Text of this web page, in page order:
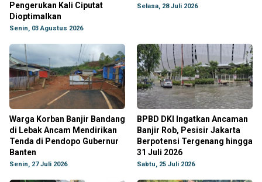
Pengerukan Kali Ciputat
Dioptimalkan
Senin, 03 Agustus 2026
Selasa, 28 Juli 2026
Warga Korban Banjir Bandang
di Lebak Ancam Mendirikan
Tenda di Pendopo Gubernur
Banten
Senin, 27 Juli 2026
BPBD DKI Ingatkan Ancaman
Banjir Rob, Pesisir Jakarta
Berpotensi Tergenang hingga
31 Juli 2026
Sabtu, 25 Juli 2026